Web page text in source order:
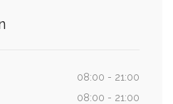
08:00 - 21:00
08:00 - 21:00